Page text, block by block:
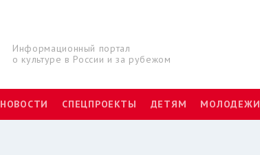
Информационный портал
о культуре в России и за рубежом
НОВОСТИ СПЕЦПРОЕКТЫ ДЕТЯМ МОЛОДЕЖИ